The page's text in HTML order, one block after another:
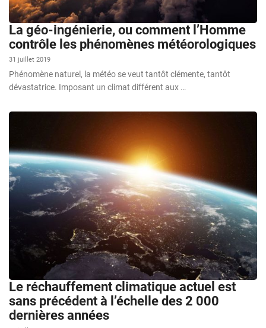
La géo-ingénierie, ou comment l’Homme
contrôle les phénomènes météorologiques
31 juillet 2019
Phénomène naturel, la météo se veut tantôt clémente, tantôt
dévastatrice. Imposant un climat différent aux …
Le réchauffement climatique actuel est
sans précédent à l’échelle des 2 000
dernières années